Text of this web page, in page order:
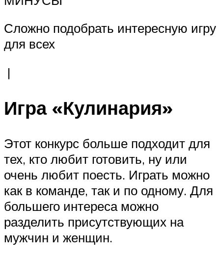
Сложно подобрать интересную игру
для всех
|
Игра «Кулинария»
Этот конкурс больше подходит для
тех, кто любит готовить, ну или
очень любит поесть. Играть можно
как в команде, так и по одному. Для
большего интереса можно
разделить присутствующих на
мужчин и женщин.